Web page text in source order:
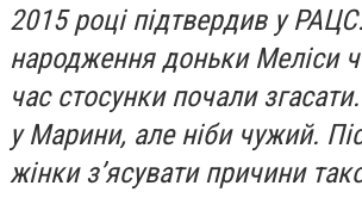
2015 році підтвердив у
народження доньки Меліси
час стосунки почали
у Марини, але ніби чужий.
жінки з’ясувати причини